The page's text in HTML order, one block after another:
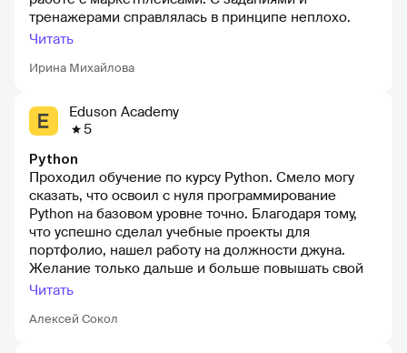
Ирина Михайлова
тренажерами справлялась в принципе неплохо.
Обратная связь от куратора была на всех этапах
претензий, ближе к концу обучения я поняла, что
менять курс было уже поздно, поэтому я решила
доучиться и взять курс по продажам в целом. Точно
курсов мне очень по душе.
Читать
Eduson Academy
5
Алексей Сокол
Python
Проходил обучение по курсу Python. Смело могу
сказать, что освоил с нуля программирование
Python на базовом уровне точно. Благодаря тому,
что успешно сделал учебные проекты для
портфолио, нашел работу на должности джуна.
Желание только дальше и больше повышать свой
уровень, рекомендую всем, кто задумывается о
Читать